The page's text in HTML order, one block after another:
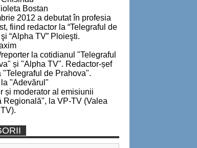
Bostan
2012 a debutat în profesia
fiind redactor la “Telegraful de
“Alpha TV” Ploieşti.
la cotidianul "Telegraful
și "Alpha TV". Redactor-șef
"Telegraful de Prahova".
"Adevărul"
și moderator al emisiunii
Regională", la VP-TV (Valea